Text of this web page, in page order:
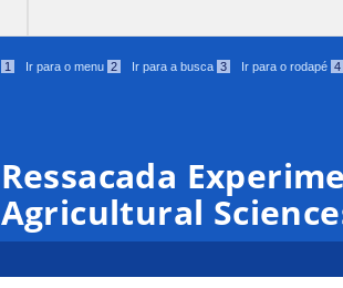
1 Ir para o menu 2 Ir para a busca 3 Ir para o rodapé 4
Ressacada
Agricultural